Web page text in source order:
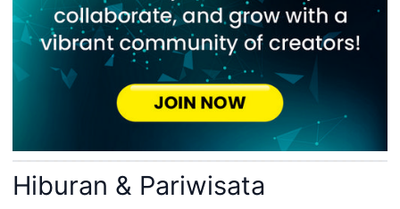
Hiburan & Pariwisata